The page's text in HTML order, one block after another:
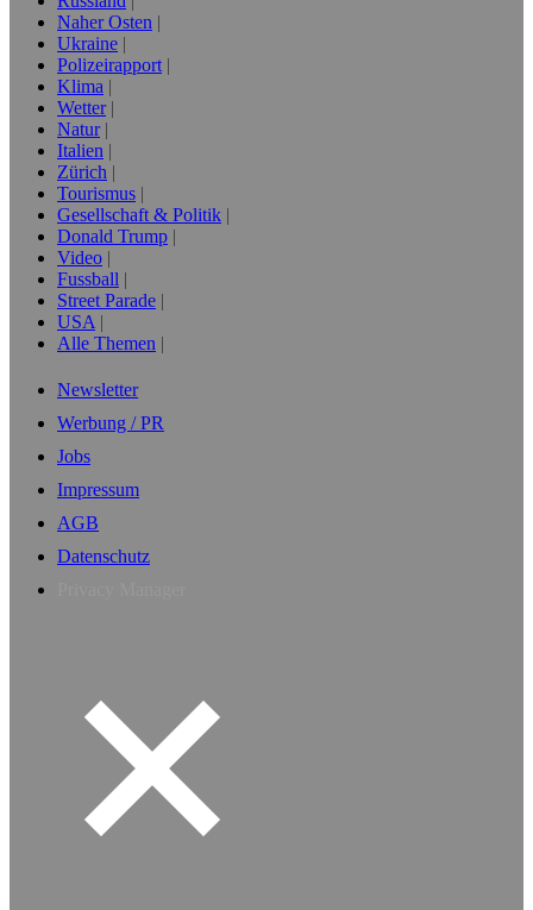
Naher Osten
Ukraine
Polizeirapport
Klima
Wetter
Natur
Italien
Zürich
Tourismus
Gesellschaft & Politik
Donald Trump
Video
Fussball
Street Parade
USA
Alle Themen
Newsletter
Werbung / PR
Jobs
Impressum
AGB
Datenschutz